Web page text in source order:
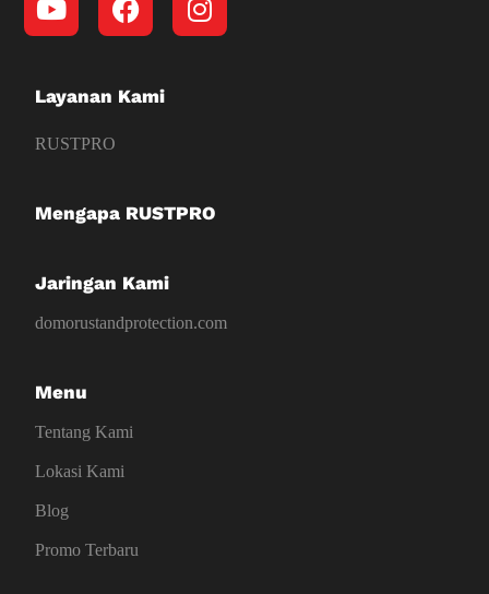
Layanan Kami
RUSTPRO
Mengapa RUSTPRO
Jaringan Kami
domorustandprotection.com
Menu
Tentang Kami
Lokasi Kami
Blog
Promo Terbaru